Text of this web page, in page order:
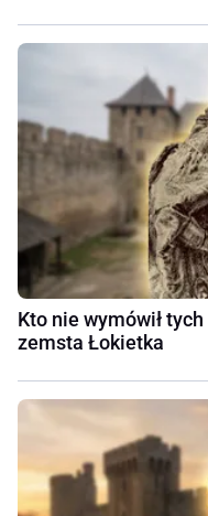
Kto nie wymówił tych
zemsta Łokietka